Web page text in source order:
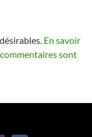
En savoir
sont